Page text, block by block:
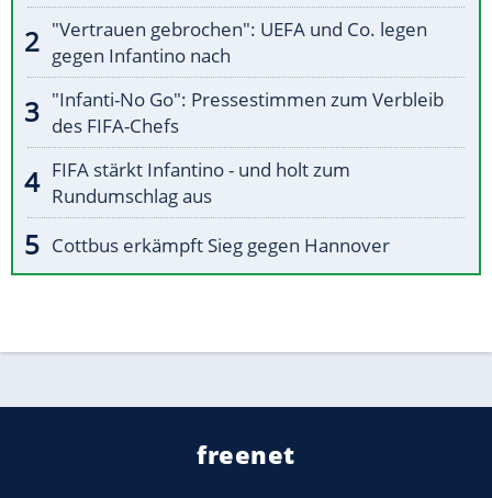
"Vertrauen gebrochen": UEFA und Co. legen
gegen Infantino nach
"Infanti-No Go": Pressestimmen zum Verbleib
des FIFA-Chefs
FIFA stärkt Infantino - und holt zum
Rundumschlag aus
Cottbus erkämpft Sieg gegen Hannover
freenet